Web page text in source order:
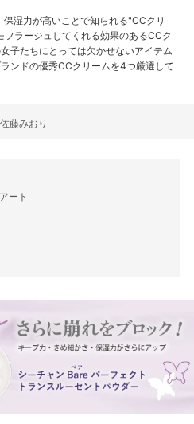
湿力が高いことで知られる"CCクリ
ラージュしてくれる効果のあるCCク
子たちにとっては欠かせないアイテム
ンドの優秀CCクリームを4つ厳選して
佐藤みおり
ート